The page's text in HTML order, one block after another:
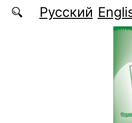
содержаниюРусский